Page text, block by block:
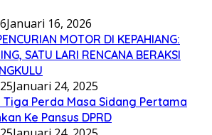
Januari 16, 2026
MOTOR DI KEPAHIANG:
SATU LARI RENCANA BERAKSI
Januari 24, 2025
Tiga Perda Masa Sidang Pertama
Ke Pansus DPRD